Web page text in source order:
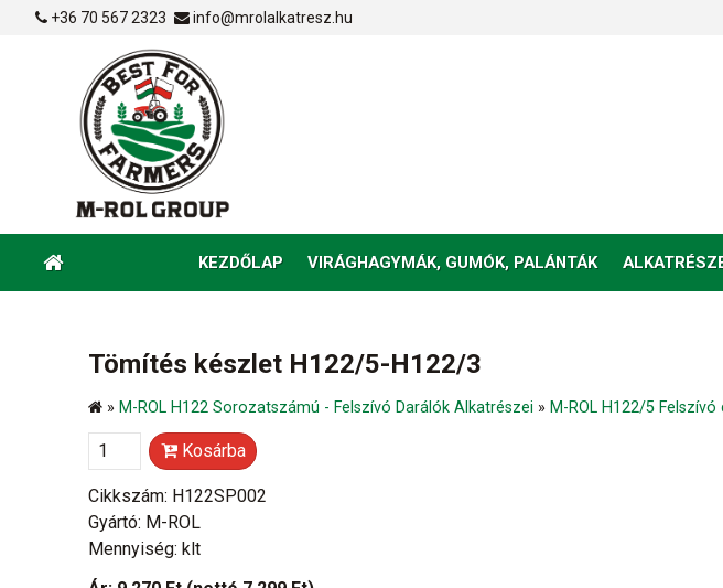
+36 70 567 2323 info@mrolalkatresz.hu
KEZDŐLAP VIRÁGHAGYMÁK, GUMÓK, PALÁNTÁK
Tömítés készlet H122/5-H122/3
» M-ROL H122 Sorozatszámú - Felszívó Darálók Alkatrészei » M-ROL H122/5
Kosárba
Cikkszám: H122SP002
Gyártó: M-ROL
Mennyiség: klt